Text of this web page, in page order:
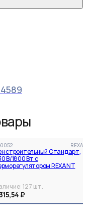
0052 REXANT
строительный Стандарт,
В/1800 Вт с
REXANT
127 шт.
₽